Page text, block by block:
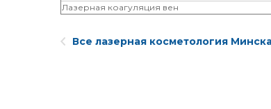
Лазерная коагуляция вен
Все лазерная косметология